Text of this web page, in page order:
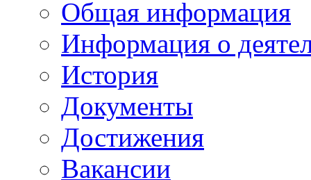
Общая информация
Информация о
История
Документы
Достижения
Вакансии